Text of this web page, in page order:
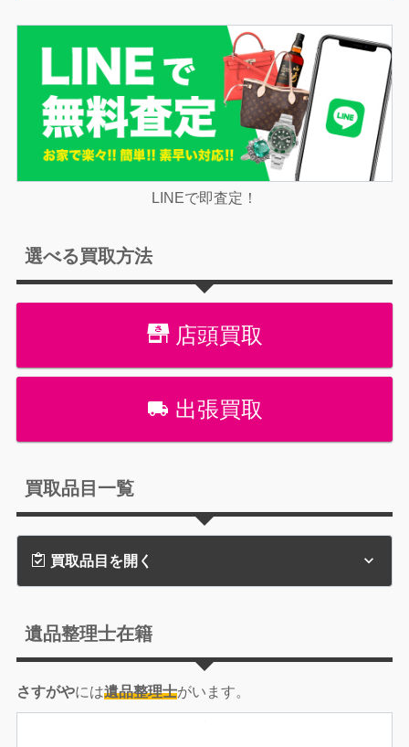
LINEで即査定！
選べる買取方法
店頭買取
出張買取
買取品目一覧
買取品目を開く
遺品整理士在籍
さすがやには遺品整理士がいます。